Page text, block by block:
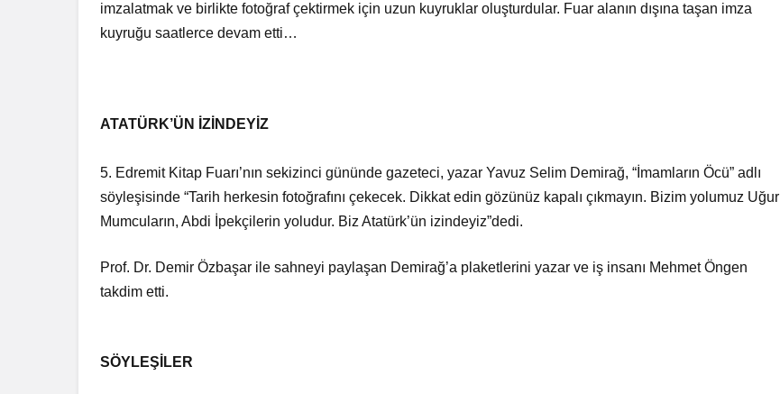
imzalatmak ve birlikte fotoğraf çektirmek için uzun kuyruklar oluşturdular. Fuar alanın dışına taşan imza
kuyruğu saatlerce devam etti…
ATATÜRK’ÜN İZİNDEYİZ
5. Edremit Kitap Fuarı’nın sekizinci gününde gazeteci, yazar Yavuz Selim Demirağ, “İmamların Öcü” adlı
söyleşisinde “Tarih herkesin fotoğrafını çekecek. Dikkat edin gözünüz kapalı çıkmayın. Bizim yolumuz Uğur
Mumcuların, Abdi İpekçilerin yoludur. Biz Atatürk’ün izindeyiz”dedi.
Prof. Dr. Demir Özbaşar ile sahneyi paylaşan Demirağ’a plaketlerini yazar ve iş insanı Mehmet Öngen
takdim etti.
SÖYLEŞİLER